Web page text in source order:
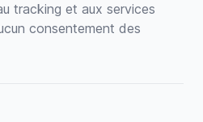
tracking et aux services
consentement des